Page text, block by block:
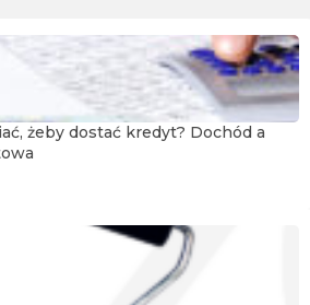
żeby dostać kredyt? Dochód a